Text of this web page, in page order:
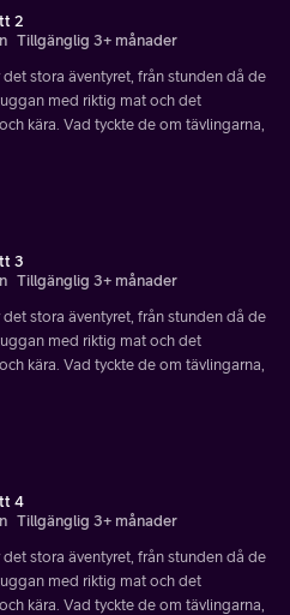
2
Tillgänglig 3+ månader
stora äventyret, från stunden då de
med riktig mat och det
kära. Vad tyckte de om tävlingarna,
3
Tillgänglig 3+ månader
stora äventyret, från stunden då de
med riktig mat och det
kära. Vad tyckte de om tävlingarna,
4
Tillgänglig 3+ månader
stora äventyret, från stunden då de
med riktig mat och det
kära. Vad tyckte de om tävlingarna,